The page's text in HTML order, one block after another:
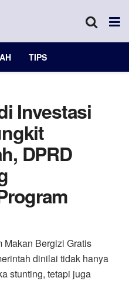
TIPS
Investasi
DPRD
Makan Bergizi Gratis
dinilai tidak hanya
stunting, tetapi juga